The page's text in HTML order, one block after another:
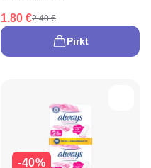
1.80 €2.40 €
Pirkt
-40%